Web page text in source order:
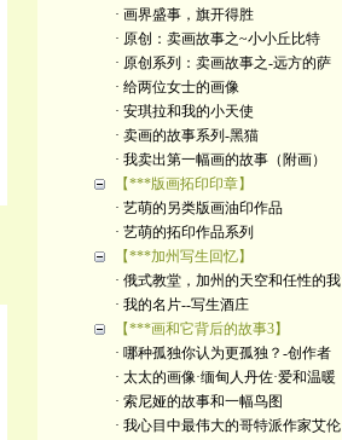
· 画界盛事，旗开得胜
· 原创：卖画故事之~小小丘比特
· 原创系列：卖画故事之-远方的萨
· 给两位女士的画像
· 安琪拉和我的小天使
· 卖画的故事系列-黑猫
· 我卖出第一幅画的故事（附画）
【***版画拓印印章】
· 艺萌的另类版画油印作品
· 艺萌的拓印作品系列
【***加州写生回忆】
· 俄式教堂，加州的天空和任性的我
· 我的名片--写生酒庄
【***画和它背后的故事3】
· 哪种孤独你认为更孤独？-创作者
· 太太的画像·缅甸人丹佐·爱和温暖
· 索尼娅的故事和一幅鸟图
· 我心目中最伟大的哥特派作家艾伦